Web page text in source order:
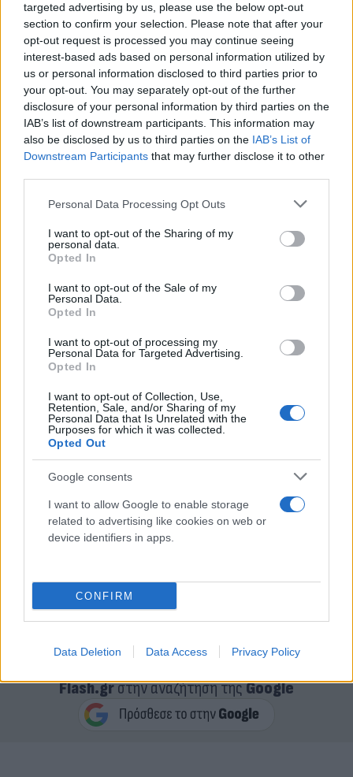
targeted advertising by us, please use the below opt-out
section to confirm your selection. Please note that after your
opt-out request is processed you may continue seeing
interest-based ads based on personal information utilized by
us or personal information disclosed to third parties prior to
your opt-out. You may separately opt-out of the further
disclosure of your personal information by third parties on the
IAB’s list of downstream participants. This information may
also be disclosed by us to third parties on the IAB’s List of
Downstream Participants that may further disclose it to other
Please note that this website/app uses one or more Google
not limited to your visit or usage behaviour. You may click to
grant or deny consent to Google and its third-party tags to
use your data for below specified purposes in below Google
consent section.
Personal Data Processing Opt Outs
I want to opt-out of the Sharing of my
personal data.
Opted In
I want to opt-out of the Sale of my
Personal Data.
Opted In
I want to opt-out of processing my
Personal Data for Targeted Advertising.
Opted In
I want to opt-out of Collection, Use,
Retention, Sale, and/or Sharing of my
Personal Data that Is Unrelated with the
Purposes for which it was collected.
Opted Out
Google consents
I want to allow Google to enable storage
related to advertising like cookies on web or
device identifiers in apps.
CONFIRM
Data Deletion Data Access Privacy Policy
Ο κυρ Ανδρέας πάντως επισημαίνει ότι έδωσε ότι
πληροφορίες ήξερε στα άτομα που τον πλησίασαν
και του συστήθηκαν ως αστυνομικοί και τώρα η
υπόθεση επιβάλλεται να ξεκαθαρίσει το ταχύτερο
δυνατό!
Flash.grστην αναζήτηση τηςGoogle